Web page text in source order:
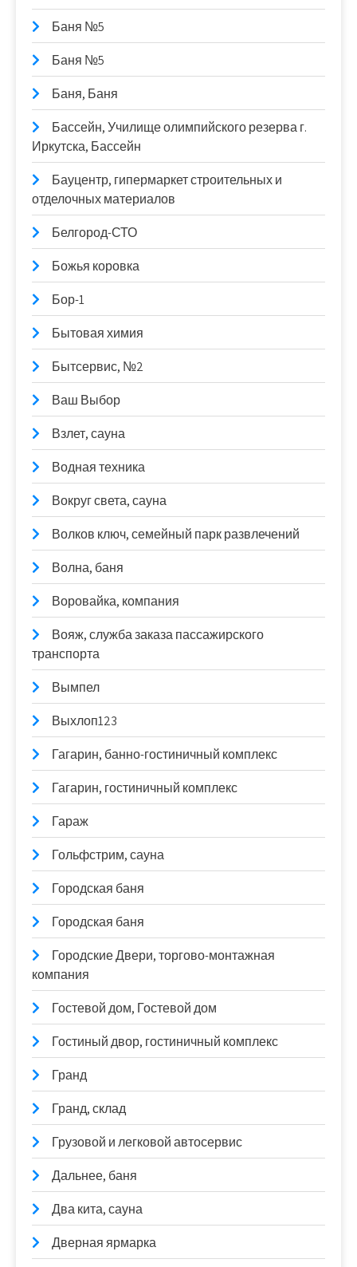
Баня №5
Баня №5
Баня, Баня
Бассейн, Училище олимпийского резерва г.
Иркутска, Бассейн
Бауцентр, гипермаркет строительных и
отделочных материалов
Белгород-СТО
Божья коровка
Бор-1
Бытовая химия
Бытсервис, №2
Ваш Выбор
Взлет, сауна
Водная техника
Вокруг света, сауна
Волков ключ, семейный парк развлечений
Волна, баня
Воровайка, компания
Вояж, служба заказа пассажирского
транспорта
Вымпел
Выхлоп123
Гагарин, банно-гостиничный комплекс
Гагарин, гостиничный комплекс
Гараж
Гольфстрим, сауна
Городская баня
Городская баня
Городские Двери, торгово-монтажная
компания
Гостевой дом, Гостевой дом
Гостиный двор, гостиничный комплекс
Гранд
Гранд, склад
Грузовой и легковой автосервис
Дальнее, баня
Два кита, сауна
Дверная ярмарка